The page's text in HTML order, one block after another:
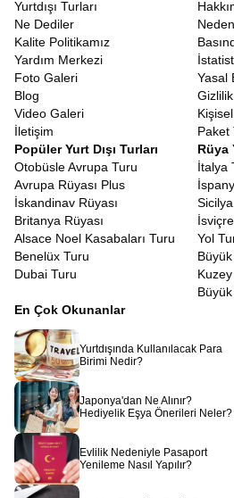
Yurtdışı Turları
Ne Dediler
Kalite Politikamız
Yardım Merkezi
Foto Galeri
Blog
Video Galeri
İletişim
Yasal
Paket
Popüler Yurt Dışı Turları
Otobüsle Avrupa Turu
Avrupa Rüyası Plus
İskandinav Rüyası
Britanya Rüyası
Alsace Noel Kasabaları Turu
Benelüx Turu
Dubai Turu
Rüya
İtalya
Yol
Kuzey
En Çok Okunanlar
Yurtdışında Kullanılacak Para
Birimi Nedir?
Japonya'dan Ne Alınır?
Hediyelik Eşya Önerileri Neler?
Evlilik Nedeniyle Pasaport
Yenileme Nasıl Yapılır?